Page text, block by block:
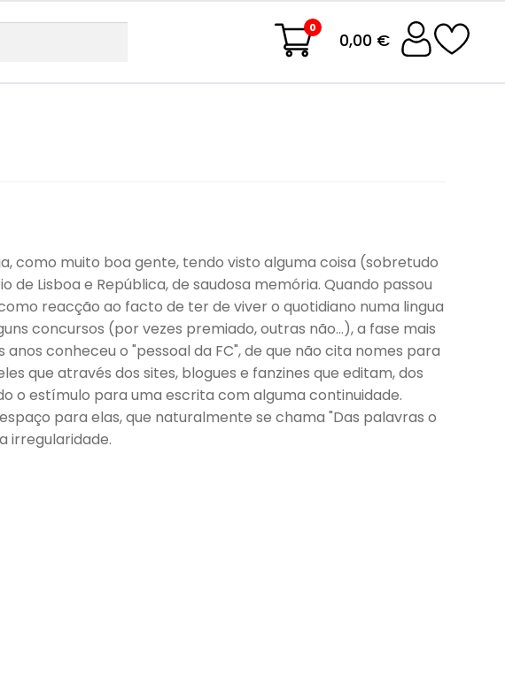
0
0,00 €
como muito boa gente, tendo visto alguma coisa (sobretudo
Lisboa e República, de saudosa memória. Quando passou
reacção ao facto de ter de viver o quotidiano numa lingua
concursos (por vezes premiado, outras não…), a fase mais
conheceu o "pessoal da FC", de que não cita nomes para
que através dos sites, blogues e fanzines que editam, dos
o estímulo para uma escrita com alguma continuidade.
para elas, que naturalmente se chama "Das palavras o
irregularidade.